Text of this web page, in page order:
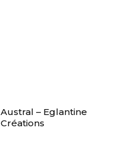
Austral – Eglantine
Créations